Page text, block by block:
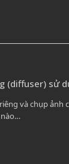
(diffuser) sử
và chụp ảnh